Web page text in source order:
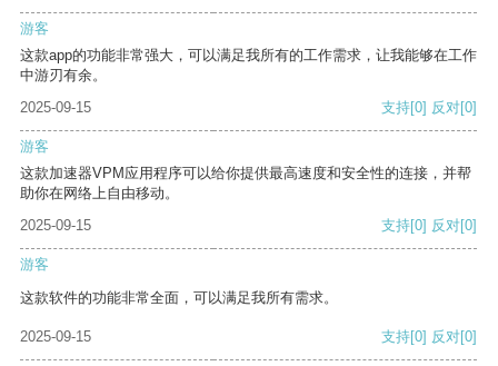
游客
这款app的功能非常强大，可以满足我所有的工作需求，让我能够在工作
中游刃有余。
2025-09-15
支持[0] 反对[0]
游客
这款加速器VPM应用程序可以给你提供最高速度和安全性的连接，并帮
助你在网络上自由移动。
2025-09-15
支持[0] 反对[0]
游客
这款软件的功能非常全面，可以满足我所有需求。
2025-09-15 支持[0] 反对[0]